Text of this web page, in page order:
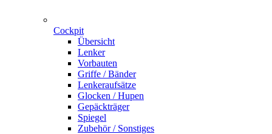
Cockpit
Übersicht
Lenker
Vorbauten
Griffe / Bänder
Lenkeraufsätze
Glocken / Hupen
Gepäckträger
Spiegel
Zubehör / Sonstiges